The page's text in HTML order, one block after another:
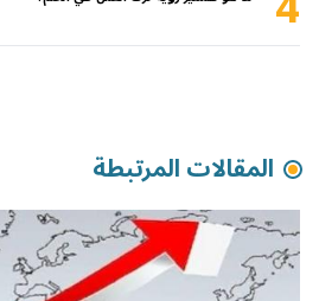
المقالات المرتبطة